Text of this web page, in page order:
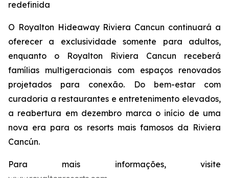
redefinida
O Royalton Hideaway Riviera Cancun continuará a
oferecer a exclusividade somente para adultos,
enquanto o Royalton Riviera Cancun receberá
famílias multigeracionais com espaços renovados
projetados para conexão. Do bem-estar com
curadoria a restaurantes e entretenimento elevados,
a reabertura em dezembro marca o início de uma
nova era para os resorts mais famosos da Riviera
Cancún.
Para mais informações, visite